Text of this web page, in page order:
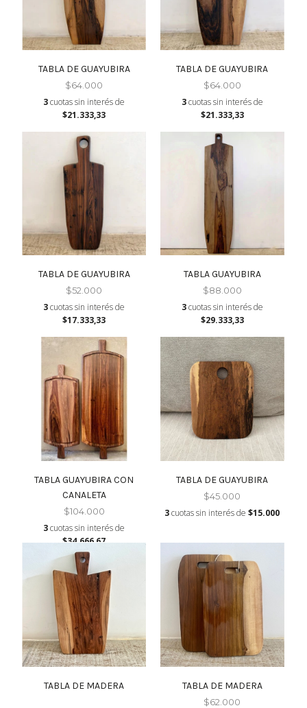
TABLA DE GUAYUBIRA
$64.000
3cuotas sin interés de
$21.333,33
TABLA DE GUAYUBIRA
$64.000
3cuotas sin interés de
$21.333,33
TABLA DE GUAYUBIRA
$52.000
3cuotas sin interés de
$17.333,33
TABLA GUAYUBIRA
$88.000
3cuotas sin interés de
$29.333,33
TABLA GUAYUBIRA CON
CANALETA
$104.000
3cuotas sin interés de
$34.666,67
TABLA DE GUAYUBIRA
$45.000
3cuotas sin interés de$15.000
TABLA DE MADERA TABLA DE MADERA
$62.000